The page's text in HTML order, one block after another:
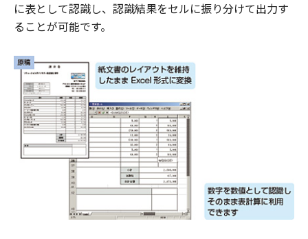
に表として認識し、認識結果をセルに振り分けて出力す
ることが可能です。